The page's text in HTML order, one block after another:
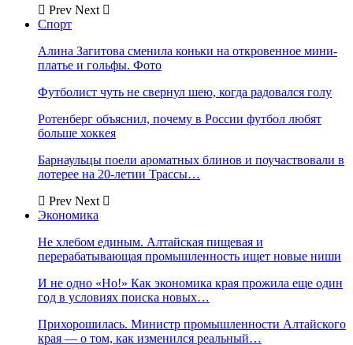
Prev Next
Спорт
Алина Загитова сменила коньки на откровенное мини-
платье и гольфы. Фото
Футболист чуть не свернул шею, когда радовался голу
Ротенберг объяснил, почему в России футбол любят
больше хоккея
Барнаульцы поели ароматных блинов и поучаствовали в
лотерее на 20-летии Трассы…
Prev Next
Экономика
Не хлебом единым. Алтайская пищевая и
перерабатывающая промышленность ищет новые ниши
И не одно «Но!» Как экономика края прожила еще один
год в условиях поиска новых…
Прихорошилась. Министр промышленности Алтайского
края — о том, как изменился реальный…